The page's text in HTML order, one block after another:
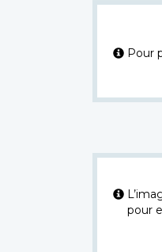
Pour
pour